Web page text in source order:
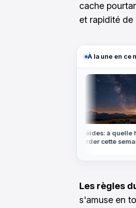
cache
et rapidité de
À la une en ce
Perséides: à quelle
regarder cette
Les règles
s'amuse en